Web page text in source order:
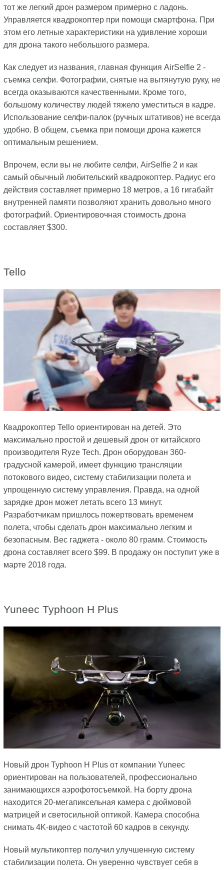
тот же легкий дрон размером примерно с ладонь.
Управляется квадрокоптер при помощи смартфона. При
этом его летные характеристики на удивление хороши
для дрона такого небольшого размера.
Как следует из названия, главная функция AirSelfie 2 -
съемка селфи. Фотографии, снятые на вытянутую руку, не
всегда оказываются качественными. Кроме того,
большому количеству людей тяжело уместиться в кадре.
Использование селфи-палок (ручных штативов) не всегда
удобно. В общем, съемка при помощи дрона кажется
оптимальным решением.
Впрочем, если вы не любите селфи, AirSelfie 2 и как
самый обычный любительский квадрокоптер. Радиус его
действия составляет примерно 18 метров, а 16 гигабайт
внутренней памяти позволяют хранить довольно много
фотографий. Ориентировочная стоимость дрона
составляет $300.
Tello
Квадрокоптер Tello ориентирован на детей. Это
максимально простой и дешевый дрон от китайского
производителя Ryze Tech. Дрон оборудован 360-
градусной камерой, имеет функцию трансляции
потокового видео, систему стабилизации полета и
упрощенную систему управления. Правда, на одной
зарядке дрон может летать всего 13 минут.
Разработчикам пришлось пожертвовать временем
полета, чтобы сделать дрон максимально легким и
безопасным. Вес гаджета - около 80 грамм. Стоимость
дрона составляет всего $99. В продажу он поступит уже в
марте 2018 года.
Yuneec Typhoon H Plus
Новый дрон Typhoon H Plus от компании Yuneec
ориентирован на пользователей, профессионально
занимающихся аэрофотосъемкой. На борту дрона
находится 20-мегапиксельная камера с дюймовой
матрицей и светосильной оптикой. Камера способна
снимать 4K-видео с частотой 60 кадров в секунду.
Новый мультикоптер получил улучшенную систему
стабилизации полета. Он уверенно чувствует себя в